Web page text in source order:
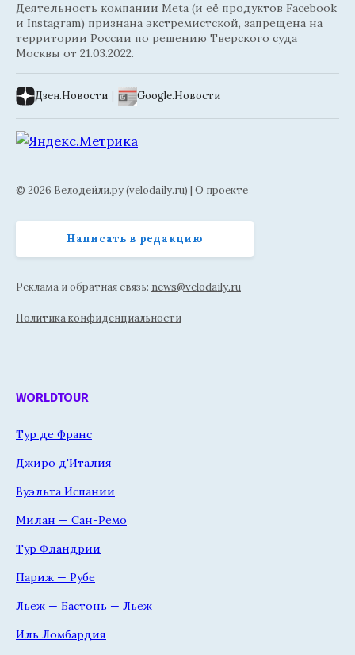
Деятельность компании Meta (и её продуктов Facebook
и Instagram) признана экстремистской, запрещена на
территории России по решению Тверского суда
Москвы от 21.03.2022.
Дзен.Новости | Google.Новости
© 2026 Велодейли.ру (velodaily.ru) | О проекте
Написать в редакцию
Реклама и обратная связь: news@velodaily.ru
Политика конфиденциальности
WORLDTOUR
Тур де Франс
Джиро д'Италия
Вуэльта Испании
Милан — Сан-Ремо
Тур Фландрии
Париж — Рубе
Льеж — Бастонь — Льеж
Иль Ломбардия